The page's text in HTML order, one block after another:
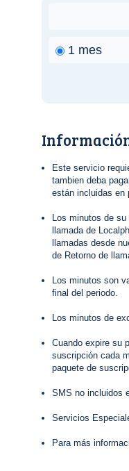
1 mes
Este servicio
tambien deba
están incluidas en
Los minutos de
llamada de
llamadas desde
de Retorno de
Los minutos son
final del periodo.
Los minutos de
Cuando expire su
suscripción cada
paquete de
SMS no incluidos
Servicios
Para más